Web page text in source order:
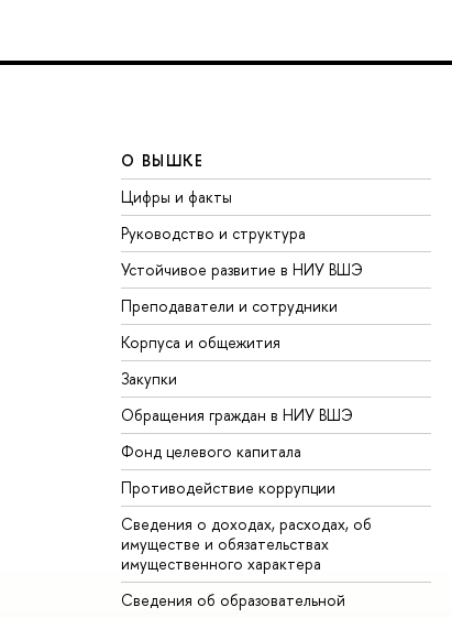
О ВЫШКЕ
Цифры и факты
Руководство и структура
Устойчивое развитие в НИУ ВШЭ
Преподаватели и сотрудники
Корпуса и общежития
Закупки
Обращения граждан в НИУ ВШЭ
Фонд целевого капитала
Противодействие коррупции
Сведения о доходах, расходах, об
имуществе и обязательствах
имущественного характера
Сведения об образовательной